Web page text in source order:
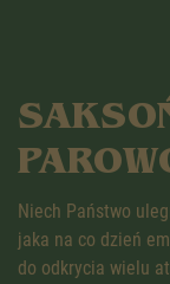
Niech Państwo
jaka na co dzień
do odkrycia wielu